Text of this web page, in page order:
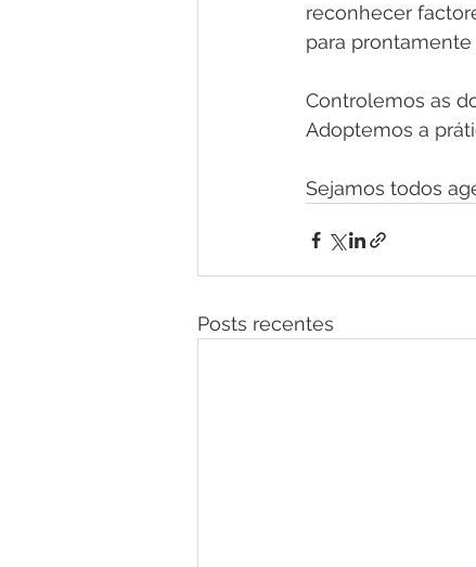
reconhecer
para prontamente
Controlemos as
Adoptemos a
Sejamos todos
Posts recentes